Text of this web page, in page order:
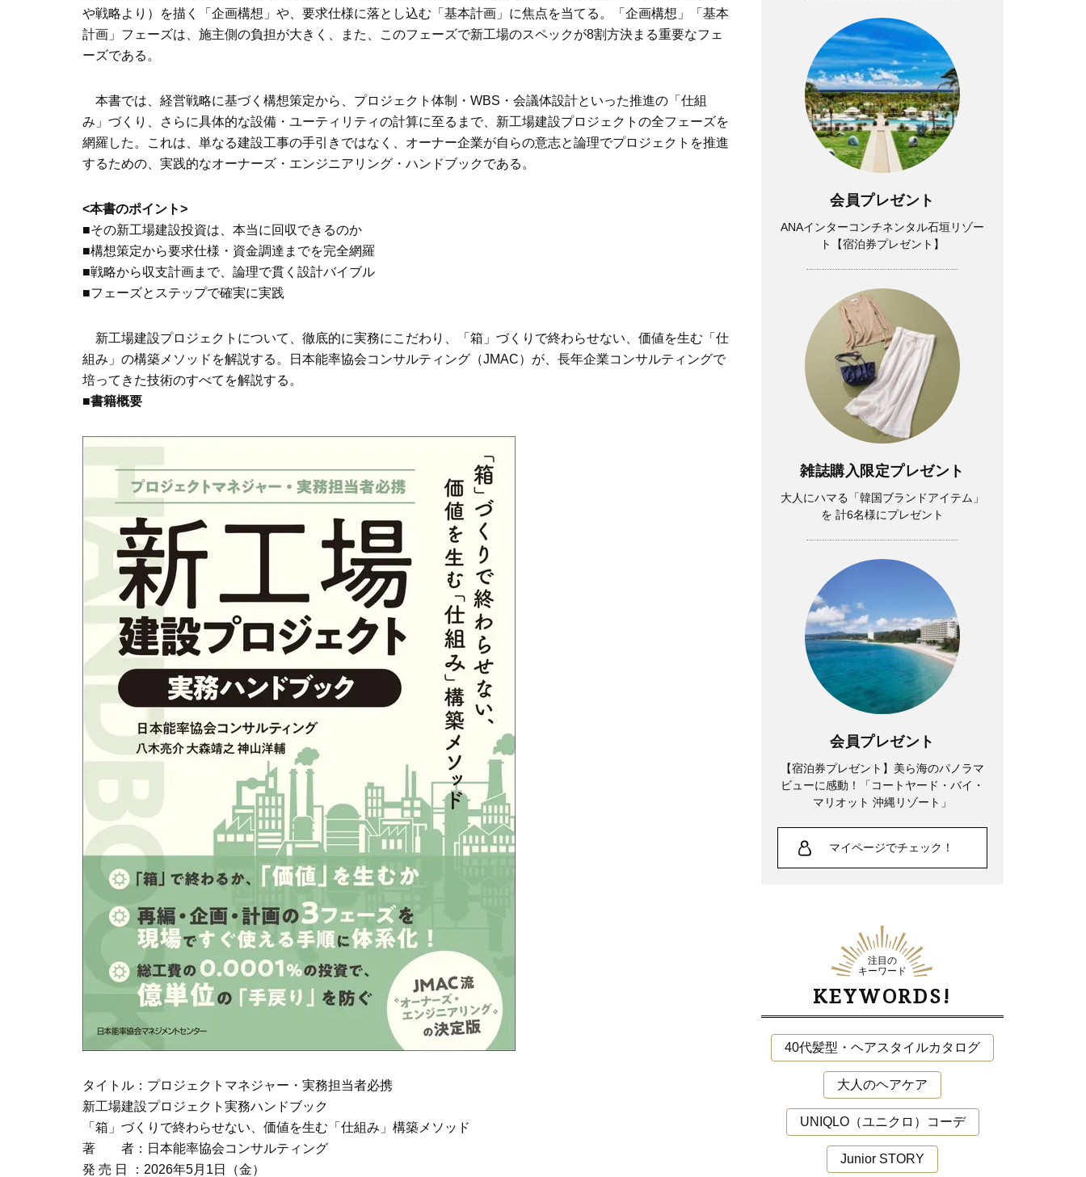
や戦略より）を描く「企画構想」や、要求仕様に落とし込む「基本計画」に焦点を当てる。「企画構想」「基本
計画」フェーズは、施主側の負担が大きく、また、このフェーズで新工場のスペックが8割方決まる重要なフェ
ーズである。
本書では、経営戦略に基づく構想策定から、プロジェクト体制・WBS・会議体設計といった推進の「仕組
み」づくり、さらに具体的な設備・ユーティリティの計算に至るまで、新工場建設プロジェクトの全フェーズを
網羅した。これは、単なる建設工事の手引きではなく、オーナー企業が自らの意志と論理でプロジェクトを推進
するための、実践的なオーナーズ・エンジニアリング・ハンドブックである。
<本書のポイント>
■その新工場建設投資は、本当に回収できるのか
■構想策定から要求仕様・資金調達までを完全網羅
■戦略から収支計画まで、論理で貫く設計バイブル
■フェーズとステップで確実に実践
新工場建設プロジェクトについて、徹底的に実務にこだわり、「箱」づくりで終わらせない、価値を生む「仕
組み」の構築メソッドを解説する。日本能率協会コンサルティング（JMAC）が、長年企業コンサルティングで
培ってきた技術のすべてを解説する。
■書籍概要
タイトル：プロジェクトマネジャー・実務担当者必携
新工場建設プロジェクト実務ハンドブック
「箱」づくりで終わらせない、価値を生む「仕組み」構築メソッド
著 者：日本能率協会コンサルティング
発 売 日 ：2026年5月1日（金）
会員プレゼント
ANAインターコンチネンタル石垣リゾー
ト【宿泊券プレゼント】
雑誌購入限定プレゼント
大人にハマる「韓国ブランドアイテム」
を 計6名様にプレゼント
会員プレゼント
【宿泊券プレゼント】美ら海のパノラマ
ビューに感動！「コートヤード・バイ・
マリオット 沖縄リゾート」
マイページでチェック！
注目の
キーワード
KEYWORDS!
40代髪型・ヘアスタイルカタログ
大人のヘアケア
UNIQLO（ユニクロ）コーデ
Junior STORY